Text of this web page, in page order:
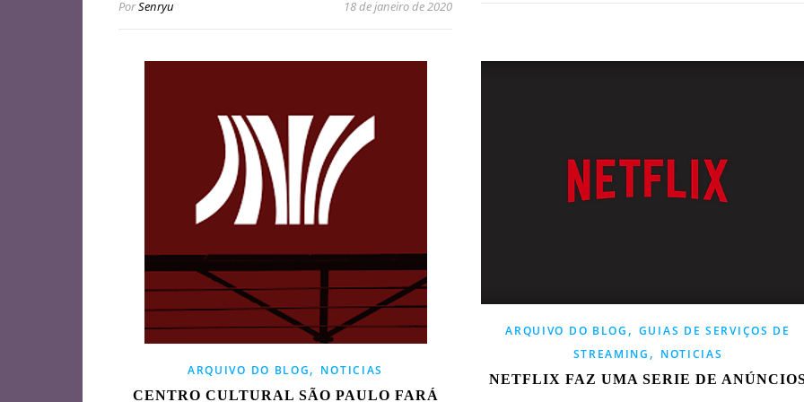
PorSenryu 18 de janeiro de 2020
ARQUIVO DO BLOG, NOTICIAS
CENTRO CULTURAL SÃO PAULO FARÁ
ARQUIVO DO BLOG , GUIAS DE SERVIÇOS DE
STREAMING , NOTICIAS
NETFLIX FAZ UMA SERIE DE